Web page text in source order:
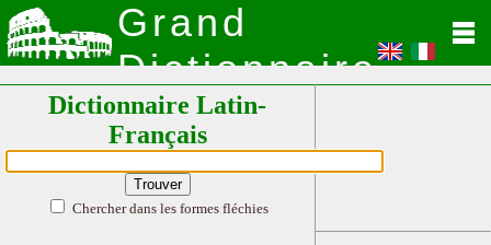
Grand
Dictionnaire
Latin
Dictionnaire Latin-
Français
Chercher dans les formes fléchies